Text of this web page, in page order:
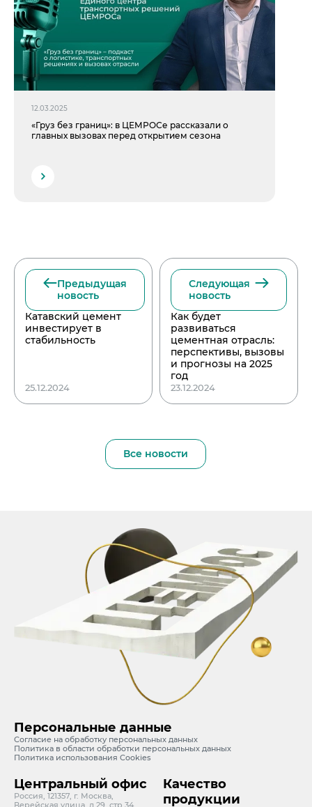
12.03.2025
«Груз без границ»: в ЦЕМРОСе рассказали о
главных вызовах перед открытием сезона
Предыдущая
новость
Катавский цемент
инвестирует в
стабильность
25.12.2024
Следующая
новость
Как будет
развиваться
цементная отрасль:
перспективы, вызовы
и прогнозы на 2025
год
23.12.2024
Все новости
Персональные данные
Согласие на обработку персональных данных
Политика в области обработки персональных данных
Политика использования Cookies
Центральный офис
Россия, 121357, г. Москва,
Верейская улица, д.29, стр.34,
Качество
продукции